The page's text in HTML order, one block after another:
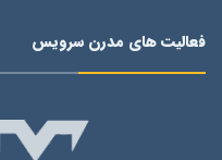
فعالیت های مدرن سرویس